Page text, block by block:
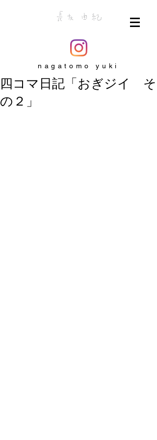
nagatomo yuki
四コマ日記「おぎジイ そ
の２」